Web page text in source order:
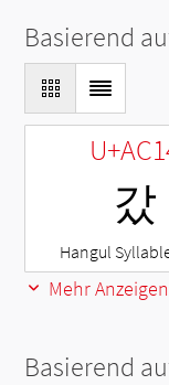
Basierend
갔
Hangul
Mehr Anzeigen
Basierend